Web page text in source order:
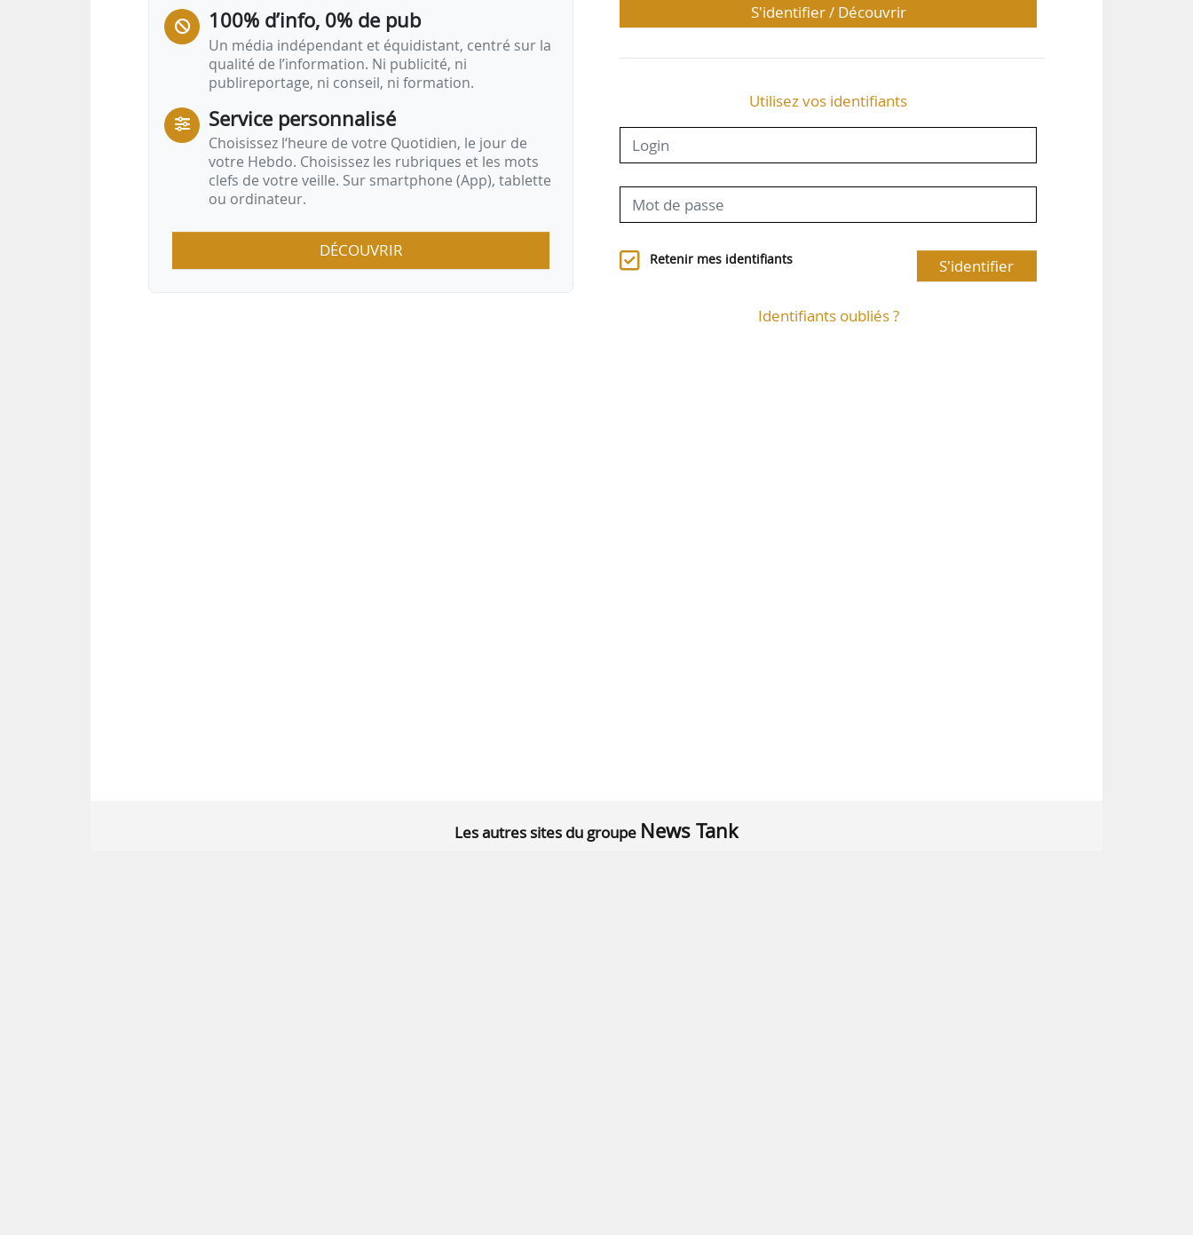
100% d’info, 0% de pub
Un média indépendant et équidistant, centré sur la
qualité de l’information. Ni publicité, ni
publireportage, ni conseil, ni formation.
Service personnalisé
Choisissez l‘heure de votre Quotidien, le jour de
votre Hebdo. Choisissez les rubriques et les mots
clefs de votre veille. Sur smartphone (App), tablette
ou ordinateur.
DÉCOUVRIR
S'identifier / Découvrir
Utilisez vos identifiants
Retenir mes identifiants S'identifier
Identifiants oubliés ?
Les autres sites du groupe News Tank